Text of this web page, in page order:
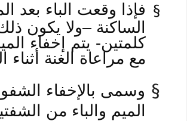
§ فإذا وقعت الباء بعد
الساكنة –ولا يكون
كلمتين- يتم إخفاء
مع مراعاة الغنة أثناء
§ وسمى بالإخفاء
الميم والباء من